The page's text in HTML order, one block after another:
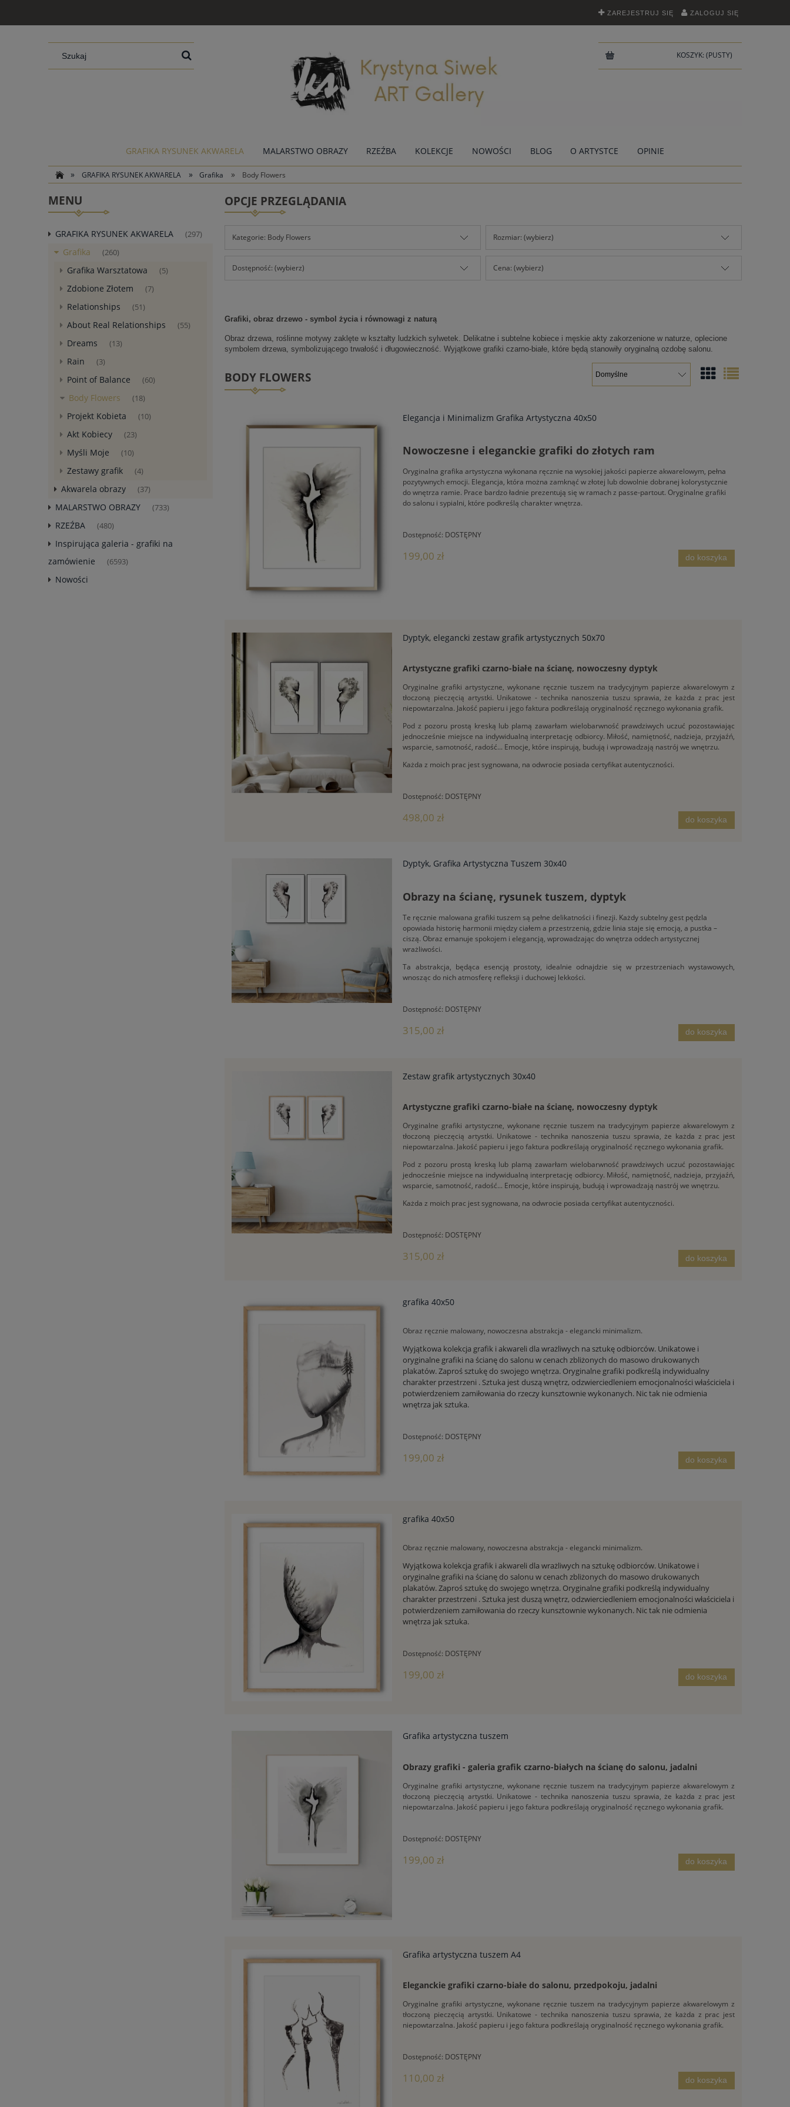
ZAREJESTRUJ SIĘ ZALOGUJ SIĘ
KOSZYK: (PUSTY)
GRAFIKA RYSUNEK AKWARELA MALARSTWO OBRAZY RZEŹBA KOLEKCJE NOWOŚCI BLOG O ARTYSTCE OPINIE
» GRAFIKA RYSUNEK AKWARELA » Grafika » Body Flowers
MENU
GRAFIKA RYSUNEK AKWARELA (297)
Grafika (260)
Grafika Warsztatowa (5)
Zdobione Złotem (7)
Relationships (51)
About Real Relationships (55)
Dreams (13)
Rain (3)
Point of Balance (60)
Body Flowers (18)
Projekt Kobieta (10)
Akt Kobiecy (23)
Myśli Moje (10)
Zestawy grafik (4)
Akwarela obrazy (37)
MALARSTWO OBRAZY (733)
RZEŹBA (480)
Inspirująca galeria - grafiki na
zamówienie
(6593)
Nowości
OPCJE PRZEGLĄDANIA
Kategorie: Body Flowers Rozmiar: (wybierz)
Dostępność: (wybierz) Cena: (wybierz)
Grafiki, obraz drzewo - symbol życia i równowagi z naturą
Obraz drzewa, roślinne motywy zaklęte w kształty ludzkich sylwetek. Delikatne i subtelne kobiece i męskie akty zakorzenione w naturze, oplecione
symbolem drzewa, symbolizującego trwałość i długowieczność. Wyjątkowe grafiki czarno-białe, które będą stanowiły oryginalną ozdobę salonu.
BODY FLOWERS
Elegancja i Minimalizm Grafika Artystyczna 40x50
Nowoczesne i eleganckie grafiki do złotych ram
Oryginalna grafika artystyczna wykonana ręcznie na wysokiej jakości papierze akwarelowym, pełna
pozytywnych emocji. Elegancja, która można zamknąć w złotej lub dowolnie dobranej kolorystycznie
do wnętrza ramie. Prace bardzo ładnie prezentują się w ramach z passe-partout. Oryginalne grafiki
do salonu i sypialni, które podkreślą charakter wnętrza.
Dostępność: DOSTĘPNY
199,00 zł do koszyka
Dyptyk, elegancki zestaw grafik artystycznych 50x70
Artystyczne grafiki czarno-białe na ścianę, nowoczesny dyptyk
Oryginalne grafiki artystyczne, wykonane ręcznie tuszem na tradycyjnym papierze akwarelowym z
tłoczoną pieczęcią artystki. Unikatowe - technika nanoszenia tuszu sprawia, że każda z prac jest
niepowtarzalna. Jakość papieru i jego faktura podkreślają oryginalność ręcznego wykonania grafik.
Pod z pozoru prostą kreską lub plamą zawarłam wielobarwność prawdziwych uczuć pozostawiając
jednocześnie miejsce na indywidualną interpretację odbiorcy. Miłość, namiętność, nadzieja, przyjaźń,
wsparcie, samotność, radość... Emocje, które inspirują, budują i wprowadzają nastrój we wnętrzu.
Każda z moich prac jest sygnowana, na odwrocie posiada certyfikat autentyczności.
Dostępność: DOSTĘPNY
498,00 zł do koszyka
Dyptyk, Grafika Artystyczna Tuszem 30x40
Obrazy na ścianę, rysunek tuszem, dyptyk
Te ręcznie malowana grafiki tuszem są pełne delikatności i finezji. Każdy subtelny gest pędzla
opowiada historię harmonii między ciałem a przestrzenią, gdzie linia staje się emocją, a pustka –
ciszą. Obraz emanuje spokojem i elegancją, wprowadzając do wnętrza oddech artystycznej
wrażliwości.
Ta abstrakcja, będąca esencją prostoty, idealnie odnajdzie się w przestrzeniach wystawowych,
wnosząc do nich atmosferę refleksji i duchowej lekkości.
Dostępność: DOSTĘPNY
315,00 zł do koszyka
Zestaw grafik artystycznych 30x40
Artystyczne grafiki czarno-białe na ścianę, nowoczesny dyptyk
Oryginalne grafiki artystyczne, wykonane ręcznie tuszem na tradycyjnym papierze akwarelowym z
tłoczoną pieczęcią artystki. Unikatowe - technika nanoszenia tuszu sprawia, że każda z prac jest
niepowtarzalna. Jakość papieru i jego faktura podkreślają oryginalność ręcznego wykonania grafik.
Pod z pozoru prostą kreską lub plamą zawarłam wielobarwność prawdziwych uczuć pozostawiając
jednocześnie miejsce na indywidualną interpretację odbiorcy. Miłość, namiętność, nadzieja, przyjaźń,
wsparcie, samotność, radość... Emocje, które inspirują, budują i wprowadzają nastrój we wnętrzu.
Każda z moich prac jest sygnowana, na odwrocie posiada certyfikat autentyczności.
Dostępność: DOSTĘPNY
315,00 zł do koszyka
grafika 40x50
Obraz ręcznie malowany, nowoczesna abstrakcja - elegancki minimalizm.
Wyjątkowa kolekcja grafik i akwareli dla wrażliwych na sztukę odbiorców. Unikatowe i
oryginalne grafiki na ścianę do salonu w cenach zbliżonych do masowo drukowanych
plakatów. Zaproś sztukę do swojego wnętrza. Oryginalne grafiki podkreślą indywidualny
charakter przestrzeni . Sztuka jest duszą wnętrz, odzwierciedleniem emocjonalności właściciela i
potwierdzeniem zamiłowania do rzeczy kunsztownie wykonanych. Nic tak nie odmienia
wnętrza jak sztuka.
Dostępność: DOSTĘPNY
199,00 zł do koszyka
grafika 40x50
Obraz ręcznie malowany, nowoczesna abstrakcja - elegancki minimalizm.
Wyjątkowa kolekcja grafik i akwareli dla wrażliwych na sztukę odbiorców. Unikatowe i
oryginalne grafiki na ścianę do salonu w cenach zbliżonych do masowo drukowanych
plakatów. Zaproś sztukę do swojego wnętrza. Oryginalne grafiki podkreślą indywidualny
charakter przestrzeni . Sztuka jest duszą wnętrz, odzwierciedleniem emocjonalności właściciela i
potwierdzeniem zamiłowania do rzeczy kunsztownie wykonanych. Nic tak nie odmienia
wnętrza jak sztuka.
Dostępność: DOSTĘPNY
199,00 zł do koszyka
Grafika artystyczna tuszem
Obrazy grafiki - galeria grafik czarno-białych na ścianę do salonu, jadalni
Oryginalne grafiki artystyczne, wykonane ręcznie tuszem na tradycyjnym papierze akwarelowym z
tłoczoną pieczęcią artystki. Unikatowe - technika nanoszenia tuszu sprawia, że każda z prac jest
niepowtarzalna. Jakość papieru i jego faktura podkreślają oryginalność ręcznego wykonania grafik.
Dostępność: DOSTĘPNY
199,00 zł do koszyka
Grafika artystyczna tuszem A4
Eleganckie grafiki czarno-białe do salonu, przedpokoju, jadalni
Oryginalne grafiki artystyczne, wykonane ręcznie tuszem na tradycyjnym papierze akwarelowym z
tłoczoną pieczęcią artystki. Unikatowe - technika nanoszenia tuszu sprawia, że każda z prac jest
niepowtarzalna. Jakość papieru i jego faktura podkreślają oryginalność ręcznego wykonania grafik.
Dostępność: DOSTĘPNY
110,00 zł do koszyka